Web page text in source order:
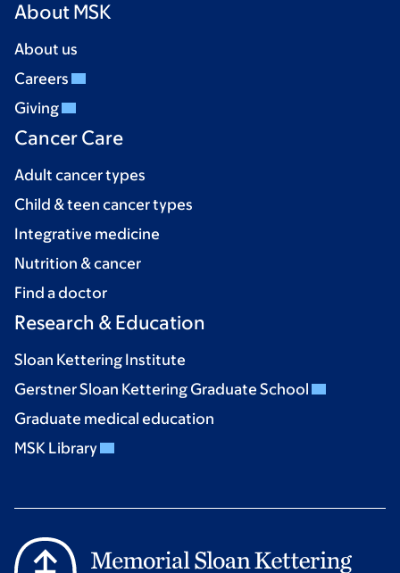
About MSK
About us
Careers
Giving
Cancer Care
Adult cancer types
Child & teen cancer types
Integrative medicine
Nutrition & cancer
Find a doctor
Research & Education
Sloan Kettering Institute
Gerstner Sloan Kettering Graduate School
Graduate medical education
MSK Library